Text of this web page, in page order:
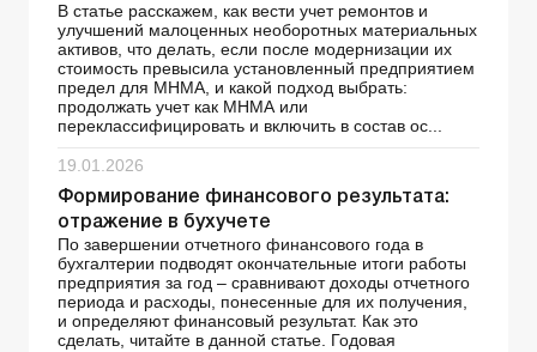
В статье расскажем, как вести учет ремонтов и
улучшений малоценных необоротных материальных
активов, что делать, если после модернизации их
стоимость превысила установленный предприятием
предел для МНМА, и какой подход выбрать:
продолжать учет как МНМА или
переклассифицировать и включить в состав ос...
19.01.2026
Формирование финансового результата:
отражение в бухучете
По завершении отчетного финансового года в
бухгалтерии подводят окончательные итоги работы
предприятия за год – сравнивают доходы отчетного
периода и расходы, понесенные для их получения,
и определяют финансовый результат. Как это
сделать, читайте в данной статье. Годовая